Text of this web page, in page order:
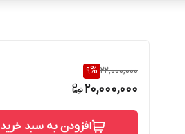
22,000,000
9%
20,000,000
افزودن به سبد خرید